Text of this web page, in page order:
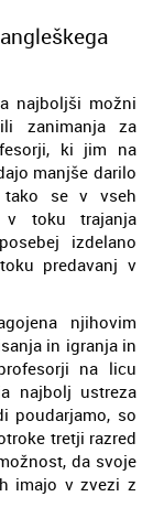
najboljši možni
zanimanja za
ki jim na
manjše darilo
tako se v vseh
v toku trajanja
izdelano
predavanj v
njihovim
in igranja in
na licu
najbolj ustreza
poudarjamo, so
tretji razred
da svoje
imajo v zvezi z